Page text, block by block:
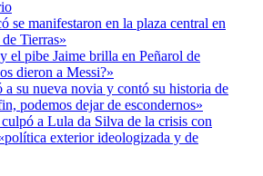
se manifestaron en la plaza central en
Tierras»
el pibe Jaime brilla en Peñarol de
dieron a Messi?»
a su nueva novia y contó su historia de
podemos dejar de escondernos»
a Lula da Silva de la crisis con
exterior ideologizada y de